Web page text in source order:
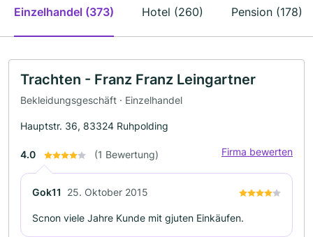
Einzelhandel (373) Hotel (260) Pension (178)
Trachten - Franz Franz Leingartner
Bekleidungsgeschäft · Einzelhandel
Hauptstr. 36, 83324 Ruhpolding
4.0 (1 Bewertung) Firma bewerten
Gok11 25. Oktober 2015
Scnon viele Jahre Kunde mit gjuten Einkäufen.